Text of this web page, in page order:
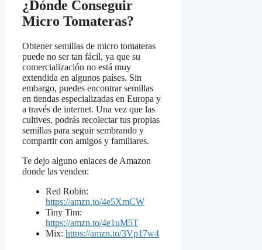
¿Dónde Conseguir
Micro Tomateras?
Obtener semillas de micro tomateras
puede no ser tan fácil, ya que su
comercialización no está muy
extendida en algunos países. Sin
embargo, puedes encontrar semillas
en tiendas especializadas en Europa y
a través de internet. Una vez que las
cultives, podrás recolectar tus propias
semillas para seguir sembrando y
compartir con amigos y familiares.
Te dejo alguno enlaces de Amazon
donde las venden:
Red Robin:
https://amzn.to/4e5XmCW
Tiny Tim:
https://amzn.to/4e1uM5T
Mix: https://amzn.to/3Vp17w4